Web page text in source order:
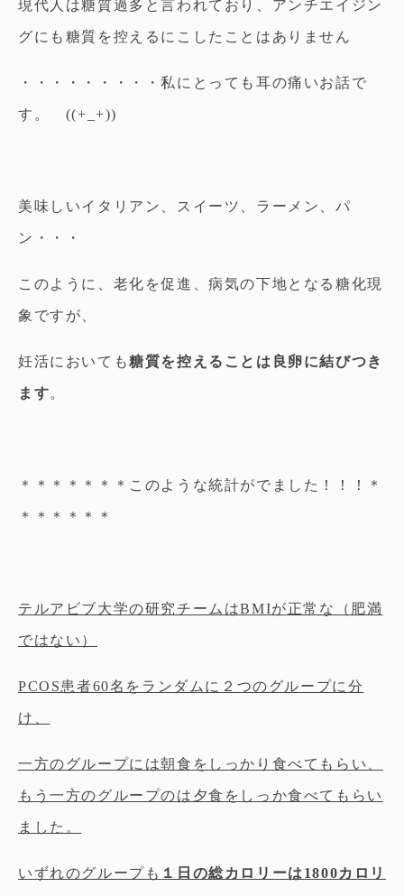
現代人は糖質過多と言われており、アンチエイジン
グにも糖質を控えるにこしたことはありません
・・・・・・・・・私にとっても耳の痛いお話で
す。 ((+_+))
美味しいイタリアン、スイーツ、ラーメン、パ
ン・・・
このように、老化を促進、病気の下地となる糖化現
象ですが、
妊活においても糖質を控えることは良卵に結びつき
ます。
＊＊＊＊＊＊＊このような統計がでました！！！＊
＊＊＊＊＊＊
テルアビブ大学の研究チームはBMIが正常な（肥満
ではない）
PCOS患者60名をランダムに２つのグループに分
け、
一方のグループには朝食をしっかり食べてもらい、
もう一方のグループのは夕食をしっか食べてもらい
ました。
いずれのグループも １日の総カロリーは1800カロリ